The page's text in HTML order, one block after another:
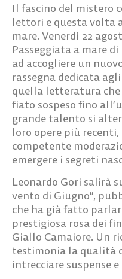
Il fascino del mistero
lettori e questa volta
mare. Venerdì 22
Passeggiata a mare
ad accogliere un
rassegna dedicata
quella letteratura
fiato sospeso fino
grande talento si
loro opere più
competente
emergere i segreti
Leonardo Gori salirà
vento di Giugno”,
che ha già fatto
prestigiosa rosa dei
Giallo Camaiore. Un
testimonia la qualità
intrecciare suspense